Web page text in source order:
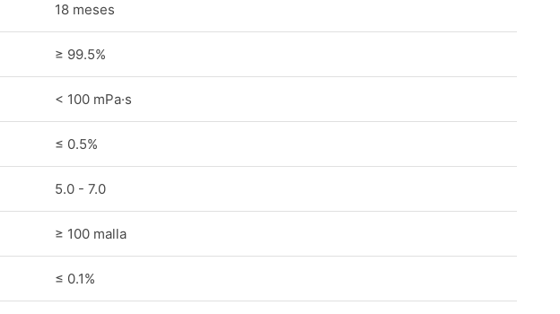
18 meses
≥ 99.5%
< 100 mPa·s
≤ 0.5%
5.0 - 7.0
≥ 100 malla
≤ 0.1%